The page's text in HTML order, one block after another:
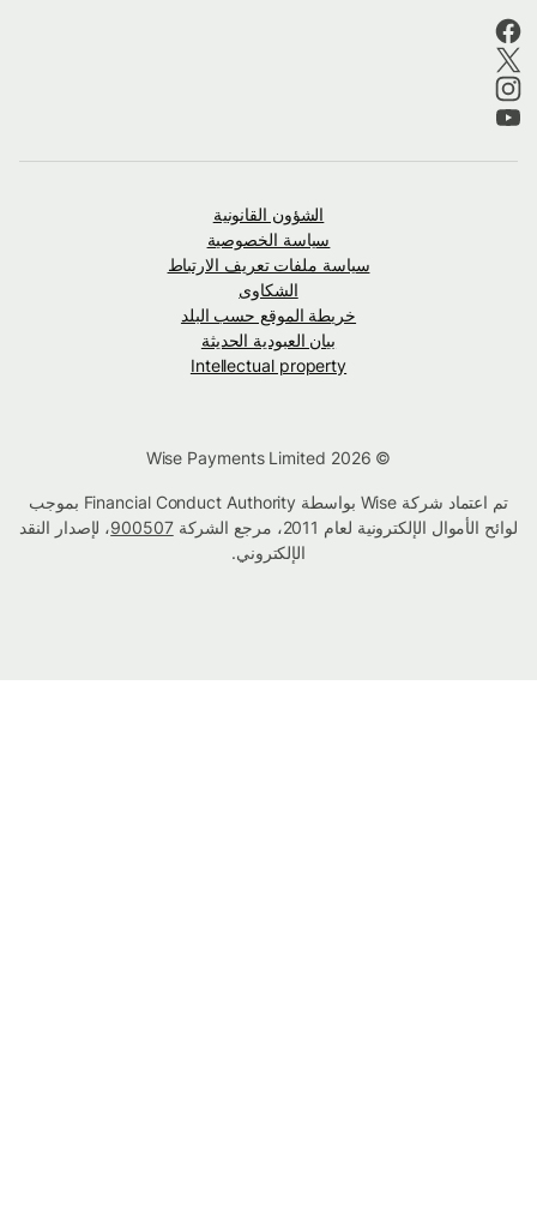
الشؤون القانونية
سياسة الخصوصية
سياسة ملفات تعريف الارتباط
الشكاوى
خريطة الموقع حسب البلد
بيان العبودية الحديثة
Intellectual property
تم اعتماد شركة Wise بواسطة Financial Conduct Authority بموجب
لوائح الأموال الإلكترونية لعام 2011، مرجع الشركة
900507، لإصدار النقد
الإلكتروني.